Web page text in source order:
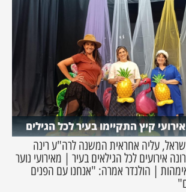
קיץ התקיימו בעיר לכל הגילים
עליה אחראית המשנה לרה"ע רינה
אירועים לכל הגילאים בעיר | מאירועי נוער
| הולנדר אמרה: "אנחנו עם הפנים